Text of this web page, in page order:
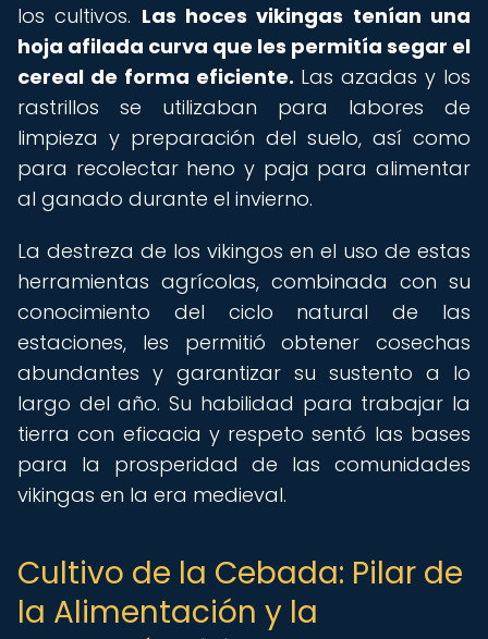
los cultivos. Las hoces vikingas tenían una
hoja afilada curva que les permitía segar el
cereal de forma eficiente. Las azadas y los
rastrillos se utilizaban para labores de
limpieza y preparación del suelo, así como
para recolectar heno y paja para alimentar
al ganado durante el invierno.
La destreza de los vikingos en el uso de estas
herramientas agrícolas, combinada con su
conocimiento del ciclo natural de las
estaciones, les permitió obtener cosechas
abundantes y garantizar su sustento a lo
largo del año. Su habilidad para trabajar la
tierra con eficacia y respeto sentó las bases
para la prosperidad de las comunidades
vikingas en la era medieval.
Cultivo de la Cebada: Pilar de
la Alimentación y la